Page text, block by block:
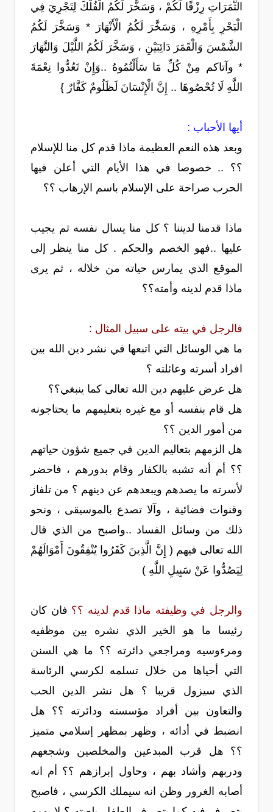
الثَّمَرَاتِ رِزْقًا لَكُمْ ، وَسَخَّرَ لَكُمُ الْفُلْكَ لِتَجْرِيَ فِي
الْبَحْرِ بِأَمْرِهِ ، وَسَخَّرَ لَكُمُ الْأَنْهَارَ * وَسَخَّرَ لَكُمُ
الشَّمْسَ وَالْقَمَرَ دَائِبَيْنِ ، وَسَخَّرَ لَكُمُ اللَّيْلَ وَالنَّهَارَ
* وآتاكم مِنْ كُلِّ مَا سَأَلْتُمُوهُ ..وَإِنْ تَعُدُّوا نِعْمَةَ
اللَّهِ لَا تُحْصُوهَا .. إِنَّ الْإِنْسَانَ لَظَلُومٌ كَفَّارٌ }
أيها الأحباب :
وبعد هذه النعم العظيمة ماذا قدم كل منا للإسلام
؟؟ .. خصوصا في هذا الأيام التي أعلن فيها
الحرب صراحة على الإسلام باسم الإرهاب ؟؟
ماذا قدمنا لديننا ؟ كل منا يسال نفسه ثم يجيب
عليها ..فهو الخصم والحكم . كل منا ينظر إلى
الموقع الذي يمارس حياته من خلاله ، ثم يرى
ماذا قدم لدينه وأمته؟؟
فالرجل في بيته على سبيل المثال :
ما هي الوسائل التي اتبعها في نشر دين الله بين
افراد أسرته وعائلته ؟
هل عرض عليهم دين الله تعالى كما ينبغي؟؟
هل قام بنفسه أو مع غيره بتعليمهم ما يحتاجونه
من أمور الدين ؟؟
هل الزمهم بتعاليم الدين في جميع شؤون حياتهم
؟؟ أم أنه تشبه بالكفار وقام بدورهم ، فاحضر
لأسرته ما يصدهم ويبعدهم عن دينهم ؟ من تلفاز
وقنوات فضائية ، وآلا تصدع بالموسيقى ، ونحو
ذلك من وسائل الفساد ..واصبح من الذي قال
الله تعالى فيهم ( إِنَّ الَّذِينَ كَفَرُوا يُنْفِقُونَ أَمْوَالَهُمْ
لِيَصُدُّوا عَنْ سَبِيلِ اللَّهِ )
والرجل في وظيفته ماذا قدم لدينه ؟؟ فان كان
رئيسا ما هو الخير الذي نشره بين موظفيه
ومرءوسيه ومراجعي دائرته ؟؟ ما هي السنن
التي أحياها من خلال تسلمه لكرسي الرئاسة
الذي سيزول قريبا ؟ هل نشر الدين الحب
والتعاون بين أفراد مؤسسته ودائرته ؟؟ هل
انضبط في أدائه ، وظهر بمظهر إسلامي متميز
؟؟ هل قرب المبدعين والمخلصين وشجعهم
ودربهم وأشاد بهم ، وحاول إبرازهم ؟؟ أم انه
أصابه الغرور وظن انه سيملك الكرسي ، فاصبح